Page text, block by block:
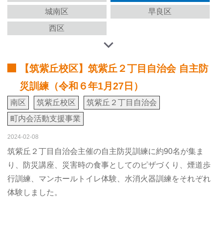
城南区
早良区
西区
【筑紫丘校区】筑紫丘２丁目自治会 自主防
災訓練（令和６年1月27日）
南区 筑紫丘校区
筑紫丘２丁目自治会
町内会活動支援事業
2024-02-08
筑紫丘２丁目自治会主催の自主防災訓練に約90名が集ま
り、防災講座、災害時の食事としてのピザづくり、煙道歩
行訓練、マンホールトイレ体験、水消火器訓練をそれぞれ
体験しました。